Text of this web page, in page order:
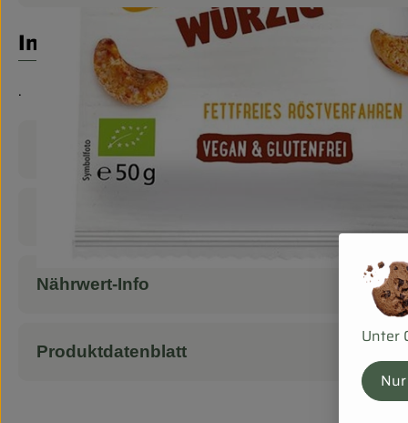
Info
.
Produktinformationen
Nährwert-Info
Produktdatenblatt
Unter